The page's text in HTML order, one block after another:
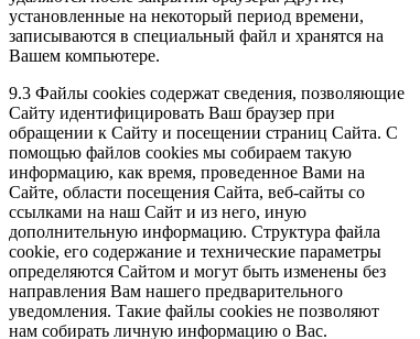
установленные на некоторый период времени,
записываются в специальный файл и хранятся на
Вашем компьютере.
9.3 Файлы cookies содержат сведения, позволяющие
Сайту идентифицировать Ваш браузер при
обращении к Сайту и посещении страниц Сайта. С
помощью файлов cookies мы собираем такую
информацию, как время, проведенное Вами на
Сайте, области посещения Сайта, веб-сайты со
ссылками на наш Сайт и из него, иную
дополнительную информацию. Структура файла
cookie, его содержание и технические параметры
определяются Сайтом и могут быть изменены без
направления Вам нашего предварительного
уведомления. Такие файлы cookies не позволяют
нам собирать личную информацию о Вас.